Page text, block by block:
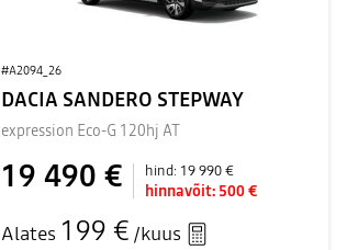
#A2094_26
DACIA SANDERO STEPWAY
expression Eco-G 120hj AT
19 490 € hind: 19 990 €
hinnavõit: 500 €
Alates 199 € /kuus